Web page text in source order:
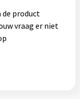
product
vraag er niet